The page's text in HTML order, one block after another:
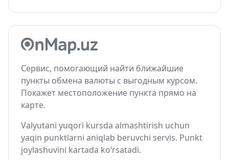
Сервис, помогающий найти ближайшие
пункты обмена валюты с выгодным курсом.
Покажет местоположение пункта прямо на
карте.
Valyutani yuqori kursda almashtirish uchun
yaqin punktlarni aniqlab beruvchi servis. Punkt
joylashuvini kartada ko‘rsatadi.